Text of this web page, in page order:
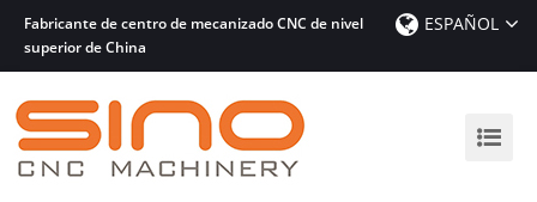
Fabricante de centro de mecanizado CNC de nivel
superior de China
ESPAÑOL